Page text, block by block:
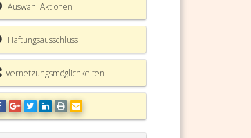
Auswahl Aktionen
Haftungsausschluss
Vernetzungsmöglichkeiten